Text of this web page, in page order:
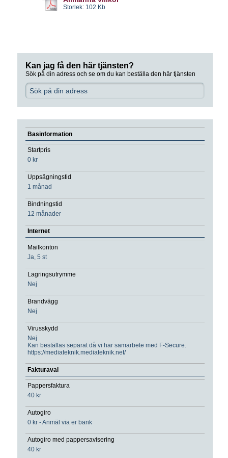
Storlek: 102 Kb
Kan jag få den här tjänsten?
Sök på din adress och se om du kan beställa den här tjänsten
Basinformation
Startpris
0 kr
Uppsägningstid
1 månad
Bindningstid
12 månader
Internet
Mailkonton
Ja, 5 st
Lagringsutrymme
Nej
Brandvägg
Nej
Virusskydd
Nej
Kan beställas separat då vi har samarbete med F-Secure.
https://mediateknik.mediateknik.net/
Fakturaval
Pappersfaktura
40 kr
Autogiro
0 kr - Anmäl via er bank
Autogiro med pappersavisering
40 kr